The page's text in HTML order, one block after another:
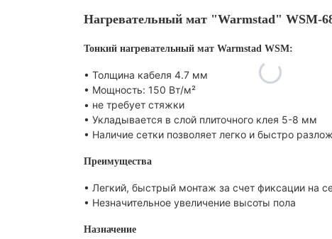
Нагревательный мат "Warmstad" WSM-
Тонкий нагревательный мат Warmstad WSM:
• Толщина кабеля 4.7 мм
• Мощность: 150 Вт/м²
• не требует стяжки
• Укладывается в слой плиточного клея 5-8 мм
• Наличие сетки позволяет легко и быстро
Преимущества
• Легкий, быстрый монтаж за счет фиксации на
• Незначительное увеличение высоты пола
Назначение